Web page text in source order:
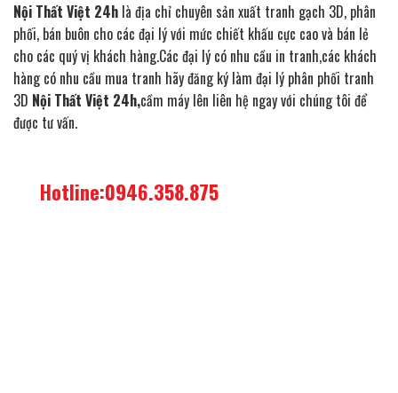
Nội Thất Việt 24h là địa chỉ chuyên sản xuất tranh gạch 3D, phân
phối, bán buôn cho các đại lý với mức chiết khấu cực cao và bán lẻ
cho các quý vị khách hàng.Các đại lý có nhu cầu in tranh,các khách
hàng có nhu cầu mua tranh hãy đăng ký làm đại lý phân phối tranh
3D Nội Thất Việt 24h,cầm máy lên liên hệ ngay với chúng tôi để
được tư vấn.
Hotline:0946.358.875